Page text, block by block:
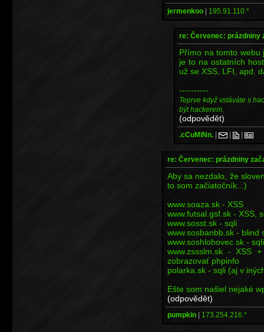
jermenkoo | 195.91.110.*
re: Červenec: prázdniny
Přímo na tomto webu
je to na ostatních
už se XSS, LFI, apd.
----------
Teprve když vstáváte s
být hackerem.
(odpovědět)
.cCuMiNn. | | |
re: Červenec: prázdniny
Aby sa nezdalo, že
to som začiatočník...)
www.soaza.sk - XSS
www.futsal.gsf.sk - XSS,
www.sosst.sk - sqli
www.sosbanbb.sk - blind
www.soshlohovec.sk - sqli
www.zssslm.sk - XSS
zobrazovať phpinfo
polarka.sk - sqli (aj v
Ešte som našiel nejaké
(odpovědět)
pumpkin | 173.254.216.*